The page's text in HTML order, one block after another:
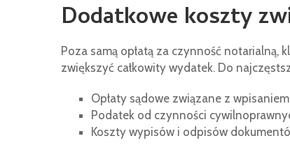
Dodatkowe koszty
Poza samą opłatą za czynność
zwiększyć całkowity wydatek. Do
Opłaty sądowe związane z
Podatek od czynności
Koszty wypisów i odpisów